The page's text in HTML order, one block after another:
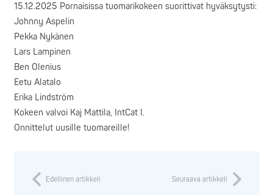
15.12.2025 Pornaisissa tuomarikokeen suorittivat hyväksytysti:
Johnny Aspelin
Pekka Nykänen
Lars Lampinen
Ben Olenius
Eetu Alatalo
Erika Lindström
Kokeen valvoi Kaj Mattila, IntCat I.
Onnittelut uusille tuomareille!
Edellinen artikkeli Seuraava artikkeli